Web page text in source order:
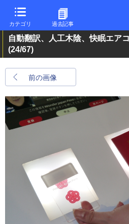
カテゴリ 過去記事
自動翻訳、人工木陰、快眠エア
(24/67)
前の画像